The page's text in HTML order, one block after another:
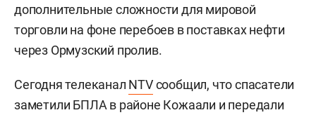
дополнительные сложности для мировой
торговли на фоне перебоев в поставках нефти
через Ормузский пролив.
Сегодня телеканал NTVсообщил, что спасатели
заметили БПЛА в районе Кожаали и передали